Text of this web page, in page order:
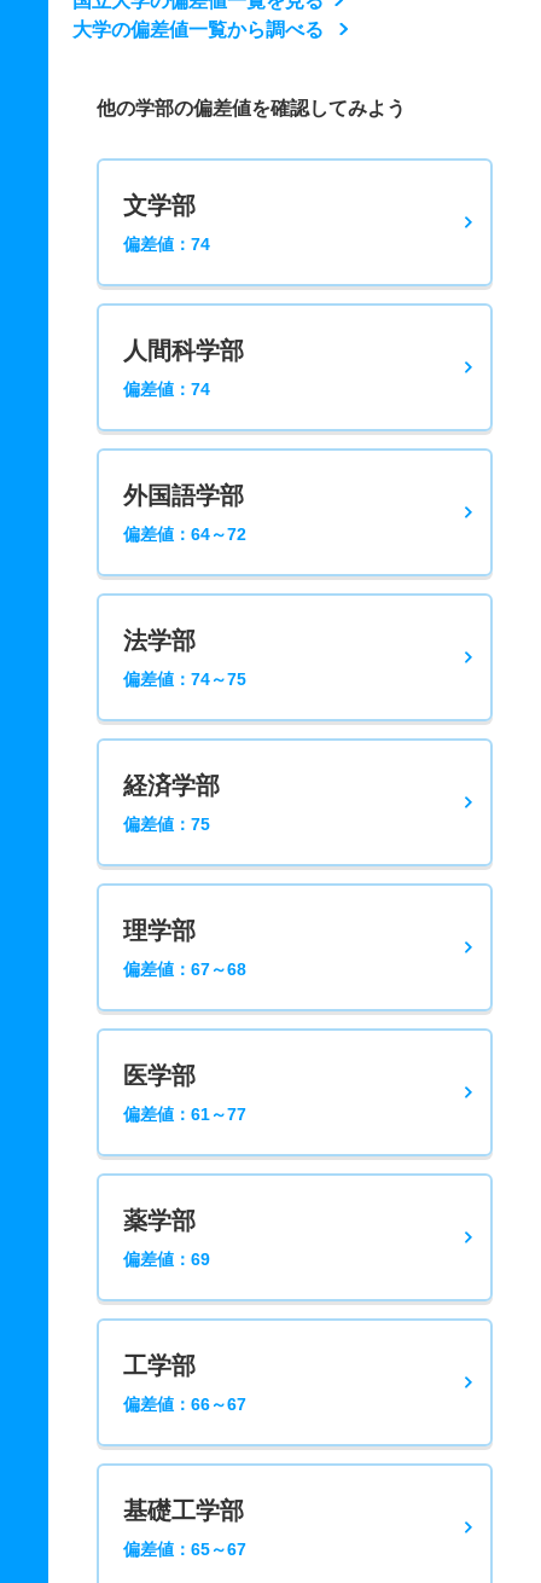
大学の偏差値一覧から調べる
他の学部の偏差値を確認してみよう
文学部
偏差値：74
人間科学部
偏差値：74
外国語学部
偏差値：64～72
法学部
偏差値：74～75
経済学部
偏差値：75
理学部
偏差値：67～68
医学部
偏差値：61～77
薬学部
偏差値：69
工学部
偏差値：66～67
基礎工学部
偏差値：65～67